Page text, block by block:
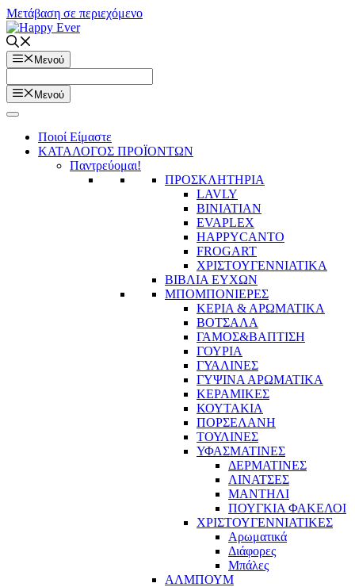
Μετάβαση σε περιεχόμενο
Μενού
Μενού
Ποιοί Είμαστε
ΚΑΤΑΛΟΓΟΣ ΠΡΟΪΟΝΤΩΝ
Παντρεύομαι!
ΠΡΟΣΚΛΗΤΗΡΙΑ
LAVLY
BINIATIAN
EVAPLEX
HAPPYCANTO
FROGART
ΧΡΙΣΤΟΥΓΕΝΝΙΑΤΙΚΑ
ΒΙΒΛΙΑ ΕΥΧΩΝ
ΜΠΟΜΠΟΝΙΕΡΕΣ
ΚΕΡΙΑ & ΑΡΩΜΑΤΙΚΑ
ΒΟΤΣΑΛΑ
ΓΑΜΟΣ&ΒΑΠΤΙΣΗ
ΓΟΥΡΙΑ
ΓΥΑΛΙΝΕΣ
ΓΥΨΙΝΑ ΑΡΩΜΑΤΙΚΑ
ΚΕΡΑΜΙΚΕΣ
ΚΟΥΤΑΚΙΑ
ΠΟΡΣΕΛΑΝΗ
ΤΟΥΛΙΝΕΣ
ΥΦΑΣΜΑΤΙΝΕΣ
ΔΕΡΜΑΤΙΝΕΣ
ΛΙΝΑΤΣΕΣ
ΜΑΝΤΗΛΙ
ΠΟΥΓΚΙΑ ΦΑΚΕΛΟΙ
ΧΡΙΣΤΟΥΓΕΝΝΙΑΤΙΚΕΣ
Αρωματικά
Διάφορες
Μπάλες
ΑΛΜΠΟΥΜ